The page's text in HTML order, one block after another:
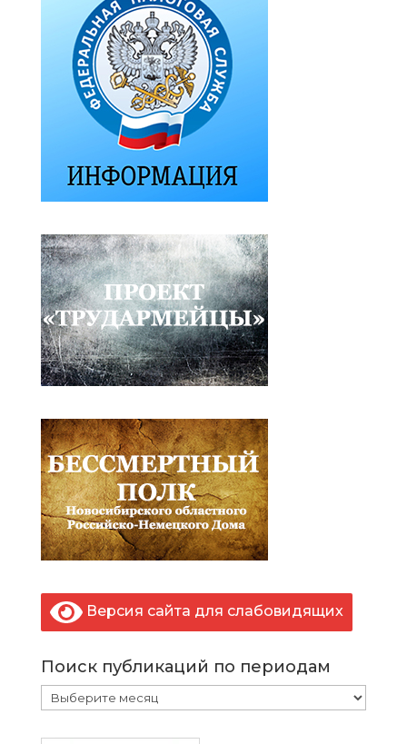
Версия сайта для слабовидящих
Поиск публикаций по периодам
Поиск
публикаций
по